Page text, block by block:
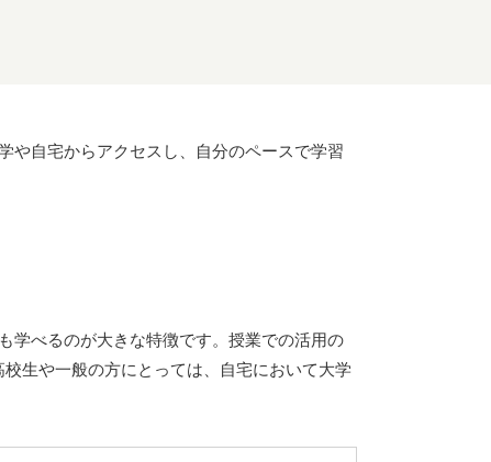
や自宅からアクセスし、自分のペースで学習
学べるのが大きな特徴です。授業での活用の
生や一般の方にとっては、自宅において大学